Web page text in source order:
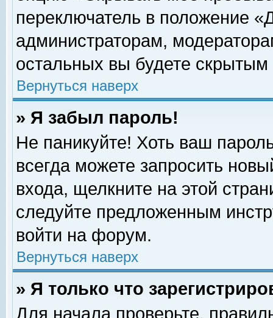
переключатель в положение
администраторам,
остальных вы будете скрытым
Вернуться наверх
» Я забыл пароль!
Не паникуйте! Хоть ваш
всегда можете запросить
входа, щелкните на этой
следуйте предложенным
войти на форум.
Вернуться наверх
» Я только что
Для начала проверьте,